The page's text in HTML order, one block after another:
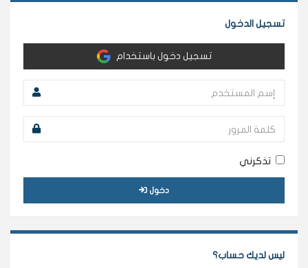
تسجيل الدخول
تسجيل دخول باستخدام
تذكرني
دخول
ليس لديك حساب؟